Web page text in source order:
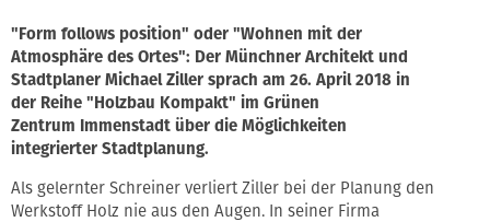
"Form follows position" oder "Wohnen mit der
Atmosphäre des Ortes": Der Münchner Architekt und
Stadtplaner Michael Ziller sprach am 26. April 2018 in
der Reihe "Holzbau Kompakt" im Grünen
Zentrum Immenstadt über die Möglichkeiten
integrierter Stadtplanung.
Als gelernter Schreiner verliert Ziller bei der Planung den
Werkstoff Holz nie aus den Augen. In seiner Firma